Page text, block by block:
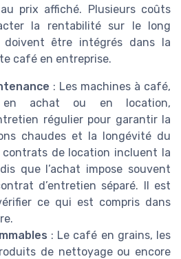
prix affiché. Plusieurs coûts
la rentabilité sur le long
doivent être intégrés dans la
café en entreprise.
: Les machines à café,
en achat ou en location,
régulier pour garantir la
chaudes et la longévité du
contrats de location incluent la
que l’achat impose souvent
d’entretien séparé. Il est
ce qui est compris dans
: Le café en grains, les
de nettoyage ou encore